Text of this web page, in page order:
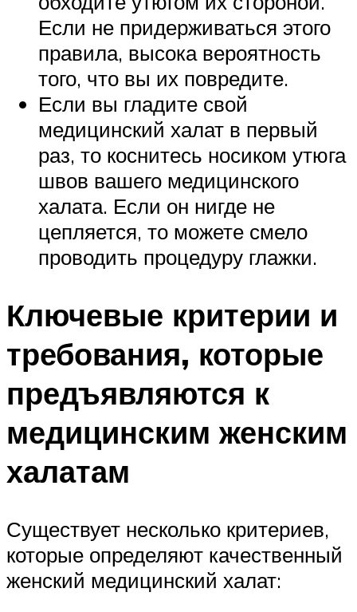
Если не придерживаться этого
правила, высока вероятность
того, что вы их повредите.
Если вы гладите свой
медицинский халат в первый
раз, то коснитесь носиком утюга
швов вашего медицинского
халата. Если он нигде не
цепляется, то можете смело
проводить процедуру глажки.
Ключевые критерии и
требования, которые
предъявляются к
медицинским женским
халатам
Существует несколько критериев,
которые определяют качественный
женский медицинский халат: